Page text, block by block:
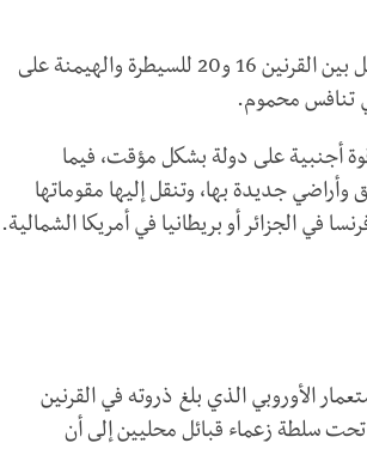
نجت مناطق محدودة في العالم من الاستعمار الأوروبي الذي تواصل بين القرنين 16 و20 للسيطرة والهيمنة على
في تنافس محموم.
قوة أجنبية على دولة بشكل مؤقت، فيما
وأراضي جديدة بها، وتنقل إليها مقوماتها
في الجزائر أو بريطانيا في أمريكا الشمالية.
عن الاستعمار الأوروبي الذي بلغ ذروته في القرنين
سلطة زعماء قبائل محليين إلى أن